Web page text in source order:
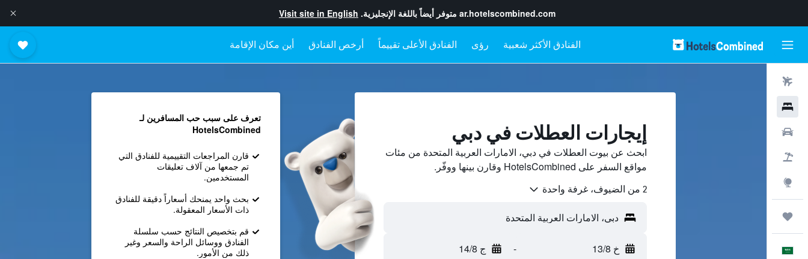
ar.hotelscombined.com متوفر أيضاً باللغة الإنجليزية. Visit site in English
رؤى الفنادق الأعلى تقييماً أرخص الفنادق أين مكان الإقامة
إيجارات العطلات في دبي
ابحث عن بيوت العطلات في دبي، الامارات العربية المتحدة من مئات
مواقع السفر على HotelsCombined وقارن بينها ووفّر.
2 من الضيوف، غرفة واحدة
خ 13/8 - ج 14/8
تعرف على سبب حب المسافرين لـ
HotelsCombined
قارن المراجعات التقييمية للفنادق التي
تم جمعها من آلاف تعليقات
المستخدمين.
بحث واحد يمنحك أسعاراً دقيقة للفنادق
ذات الأسعار المعقولة.
قم بتخصيص النتائج حسب سلسلة
الفنادق ووسائل الراحة والسعر وغير
ذلك من الأمور.